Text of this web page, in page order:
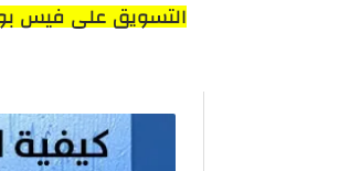
التسويق على فيس